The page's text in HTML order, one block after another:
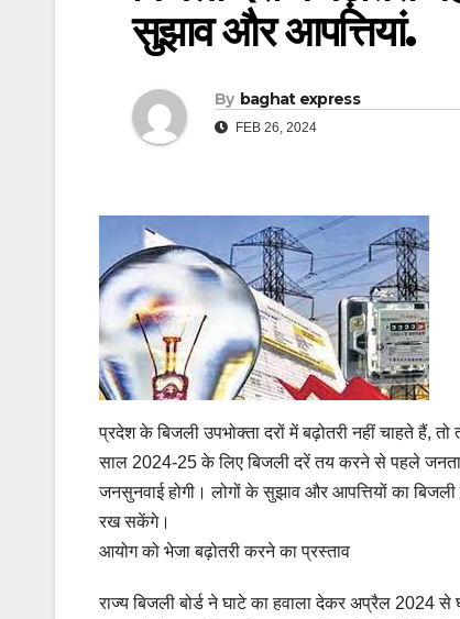
सुझाव और आपत्तियां.
By baghat express
FEB 26, 2024
प्रदेश के बिजली उपभोक्ता दरों में बढ़ोतरी नहीं चाहते हैं,
साल 2024-25 के लिए बिजली दरें तय करने से पहले जनता
जनसुनवाई होगी। लोगों के सुझाव और आपत्तियों का बिजली
रख सकेंगे।
आयोग को भेजा बढ़ोतरी करने का प्रस्ताव
राज्य बिजली बोर्ड ने घाटे का हवाला देकर अप्रैल 2024